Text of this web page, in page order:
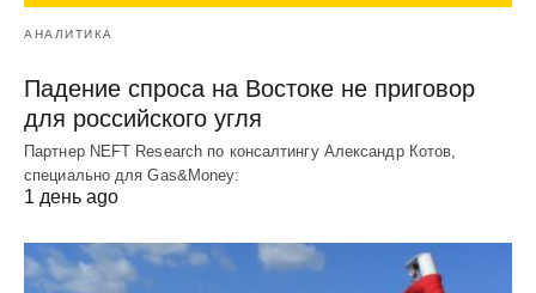
АНАЛИТИКА
Падение спроса на Востоке не приговор
для российского угля
Партнер NEFT Research по консалтингу Александр Котов,
специально для Gas&Money:
1 день ago